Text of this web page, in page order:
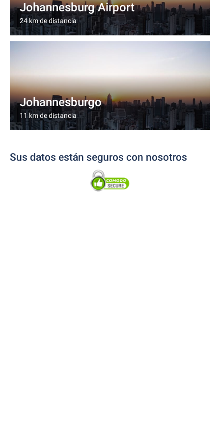
Johannesburg Airport
24 km de distancia
Johannesburgo
11 km de distancia
Sus datos están seguros con nosotros